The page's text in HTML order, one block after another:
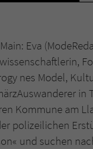
Eva
nes Model,
in
Kommune am
polizeilichen
und suchen